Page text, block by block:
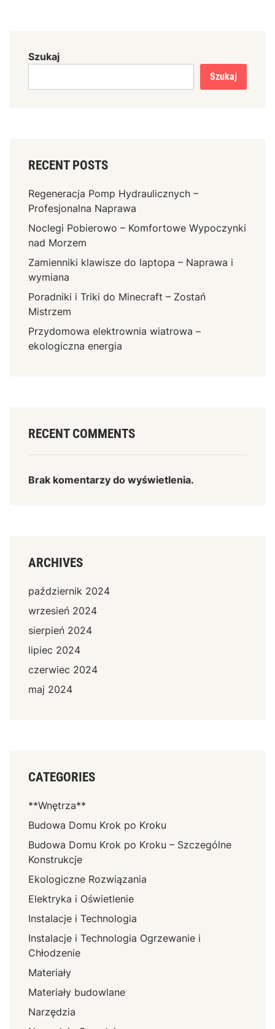
Szukaj
Szukaj
RECENT POSTS
Regeneracja Pomp Hydraulicznych –
Profesjonalna Naprawa
Noclegi Pobierowo – Komfortowe Wypoczynki
nad Morzem
Zamienniki klawisze do laptopa – Naprawa i
wymiana
Poradniki i Triki do Minecraft – Zostań
Mistrzem
Przydomowa elektrownia wiatrowa –
ekologiczna energia
RECENT COMMENTS
Brak komentarzy do wyświetlenia.
ARCHIVES
październik 2024
wrzesień 2024
sierpień 2024
lipiec 2024
czerwiec 2024
maj 2024
CATEGORIES
**Wnętrza**
Budowa Domu Krok po Kroku
Budowa Domu Krok po Kroku – Szczególne
Konstrukcje
Ekologiczne Rozwiązania
Elektryka i Oświetlenie
Instalacje i Technologia
Instalacje i Technologia Ogrzewanie i
Chłodzenie
Materiały
Materiały budowlane
Narzędzia